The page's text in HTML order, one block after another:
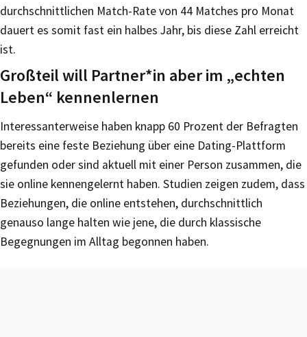
durchschnittlichen Match-Rate von 44 Matches pro Monat
dauert es somit fast ein halbes Jahr, bis diese Zahl erreicht
ist.
Großteil will Partner*in aber im „echten
Leben“ kennenlernen
Interessanterweise haben knapp 60 Prozent der Befragten
bereits eine feste Beziehung über eine Dating-Plattform
gefunden oder sind aktuell mit einer Person zusammen, die
sie online kennengelernt haben. Studien zeigen zudem, dass
Beziehungen, die online entstehen, durchschnittlich
genauso lange halten wie jene, die durch klassische
Begegnungen im Alltag begonnen haben.